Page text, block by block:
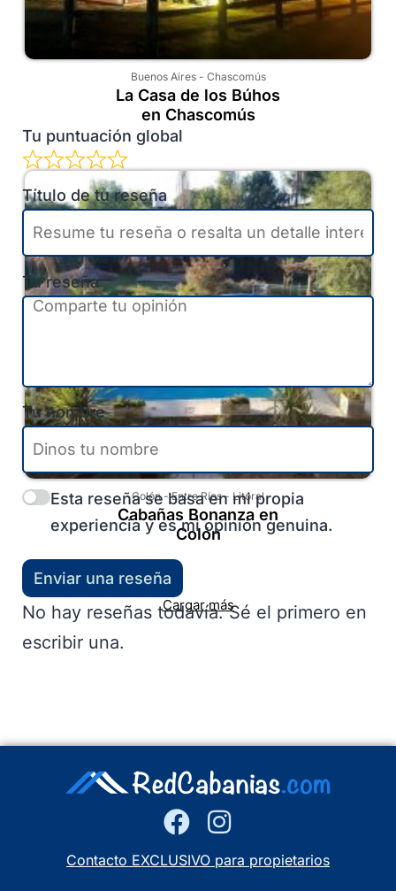
Buenos Aires- Chascomús
La Casa de los Búhos
en Chascomús
Colón-Entre Ríos- Litoral
Cabañas Bonanza en
Colón
Cargar más
Tu puntuación global
Título de tu reseña
Tu reseña
Tu nombre
Esta reseña se basa en mi propia
experiencia y es mi opinión genuina.
Enviar una reseña
No hay reseñas todavía. Sé el primero en
escribir una.
Contacto EXCLUSIVO para propietarios